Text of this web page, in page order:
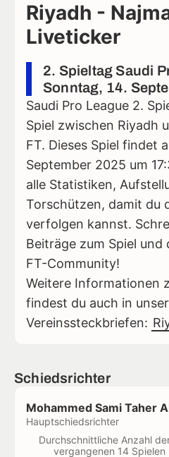
Riyadh -
Liveticker
2. Spieltag Saudi
Sonntag, 14.
Saudi Pro League 2.
Spiel zwischen Riyadh
FT. Dieses Spiel findet
September 2025 um
alle Statistiken,
Torschützen, damit du
verfolgen kannst.
Beiträge zum Spiel
FT-Community!
Weitere Informationen
findest du auch in
Vereinssteckbriefen:
Schiedsrichter
Mohammed Sami Taher
Hauptschiedsrichter
Durchschnittliche Anzahl
vergangenen 14